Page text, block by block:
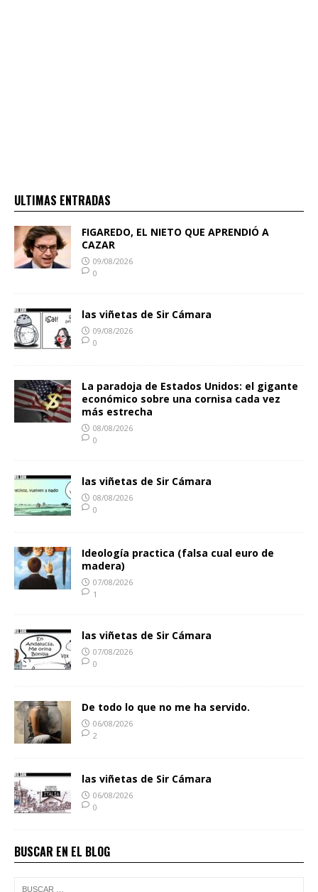
ULTIMAS ENTRADAS
FIGAREDO, EL NIETO QUE APRENDIÓ A
CAZAR
09/08/2026
0
las viñetas de Sir Cámara
09/08/2026
0
La paradoja de Estados Unidos: el gigante
económico sobre una cornisa cada vez
más estrecha
08/08/2026
0
las viñetas de Sir Cámara
08/08/2026
0
Ideología practica (falsa cual euro de
madera)
07/08/2026
1
las viñetas de Sir Cámara
07/08/2026
0
De todo lo que no me ha servido.
06/08/2026
2
las viñetas de Sir Cámara
06/08/2026
0
BUSCAR EN EL BLOG